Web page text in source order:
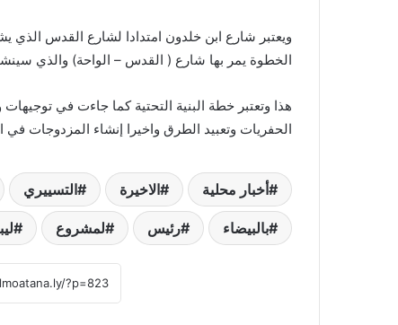
ويعتبر شارع ابن خلدون امتدادا لشارع القدس الذي
الخطوة يمر بها شارع ( القدس – الواحة) والذي
هذا وتعتبر خطة البنية التحتية كما جاءت في
الحفريات وتعبيد الطرق واخيرا إنشاء المزدوجات في
أخبار محلية الاخيرة التسييري
بالبيضاء رئيس لمشروع